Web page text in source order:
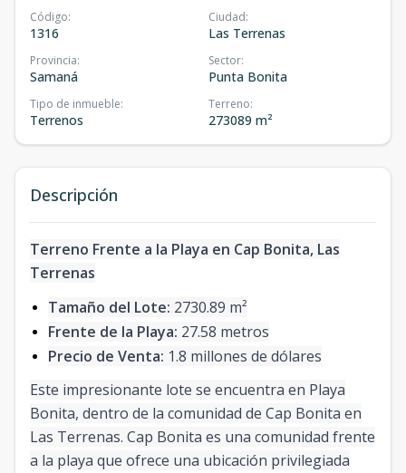
Código:
1316
Ciudad:
Las Terrenas
Provincia:
Samaná
Sector:
Punta Bonita
Tipo de inmueble:
Terrenos
Terreno:
273089 m²
Descripción
Terreno Frente a la Playa en Cap Bonita, Las
Terrenas
Tamaño del Lote: 2730.89 m²
Frente de la Playa: 27.58 metros
Precio de Venta: 1.8 millones de dólares
Este impresionante lote se encuentra en Playa
Bonita, dentro de la comunidad de Cap Bonita en
Las Terrenas. Cap Bonita es una comunidad frente
a la playa que ofrece una ubicación privilegiada